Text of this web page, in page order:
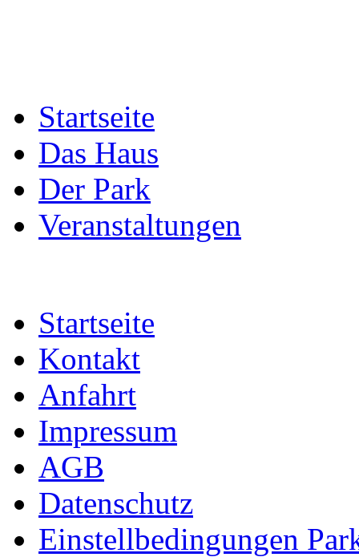
Startseite
Das Haus
Der Park
Veranstaltungen
Startseite
Kontakt
Anfahrt
Impressum
AGB
Datenschutz
Einstellbedingungen